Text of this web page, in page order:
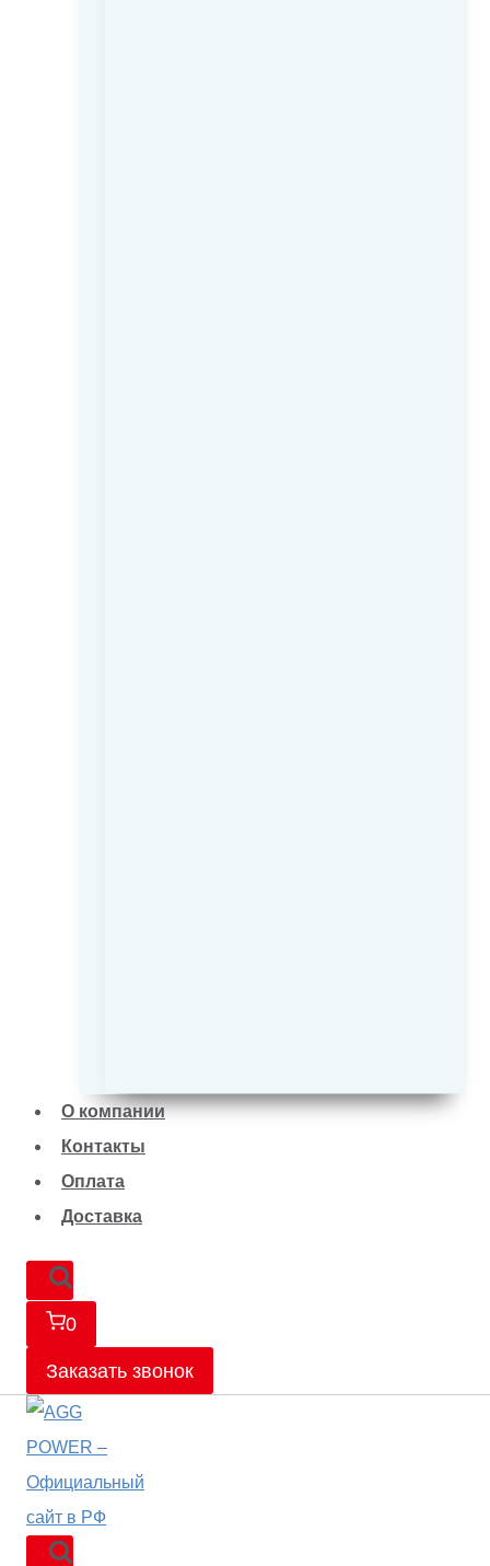
О компании
Контакты
Оплата
Доставка
0
Заказать звонок